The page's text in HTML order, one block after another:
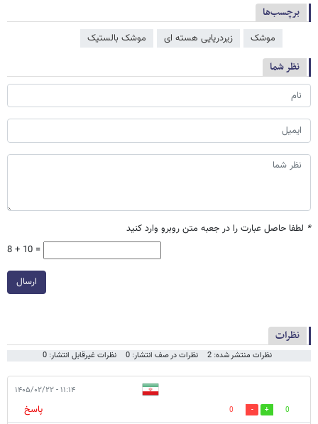
برچسب‌ها
موشک زیردریایی هسته ای موشک بالستیک
نظر شما
* لطفا حاصل عبارت را در جعبه متن روبرو وارد کنید
8 + 10 =
ارسال
نظرات
نظرات منتشر شده: 2 نظرات در صف انتشار: 0 نظرات غیرقابل انتشار: 0
۱۱:۱۴ - ۱۴۰۵/۰۲/۲۲
0
0
پاسخ